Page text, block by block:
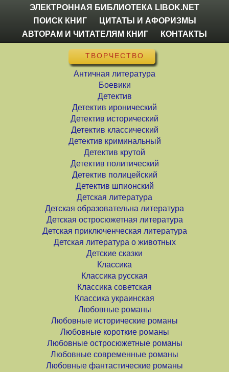
ЭЛЕКТРОННАЯ БИБЛИОТЕКА LIBOK.NET
ПОИСК КНИГ
ЦИТАТЫ И АФОРИЗМЫ
АВТОРАМ И ЧИТАТЕЛЯМ КНИГ
КОНТАКТЫ
ТВОРЧЕСТВО
Античная литература
Боевики
Детектив
Детектив иронический
Детектив исторический
Детектив классический
Детектив криминальный
Детектив крутой
Детектив политический
Детектив полицейский
Детектив шпионский
Детская литература
Детская образовательна литература
Детская остросюжетная литература
Детская приключенческая литература
Детская литература о животных
Детские сказки
Классика
Классика русская
Классика советская
Классика украинская
Любовные романы
Любовные исторические романы
Любовные короткие романы
Любовные остросюжетные романы
Любовные современные романы
Любовные фантастические романы